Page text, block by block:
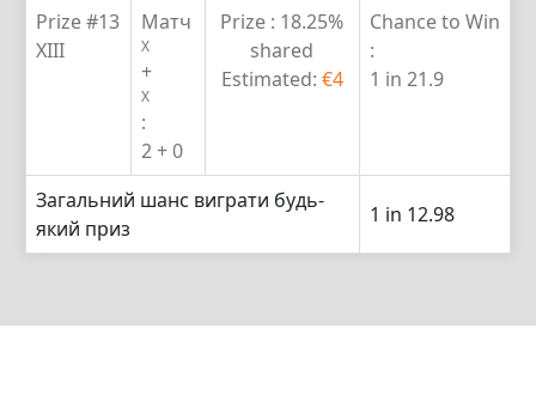
Prize #13
XIII
Матч
X
+
X
:
2 + 0
Prize : 18.25%
shared
Estimated: €4
Chance to Win
:
1 in 21.9
Загальний шанс виграти будь-
який приз
1 in 12.98